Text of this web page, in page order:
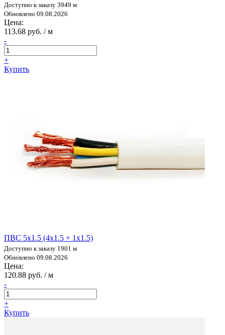
Доступно к заказу 3949 м
Обновлено 09.08.2026
Цена:
113.68 руб. / м
-
+
Купить
ПВС 5х1.5 (4х1.5 + 1х1.5)
Доступно к заказу 1901 м
Обновлено 09.08.2026
Цена:
120.88 руб. / м
-
+
Купить